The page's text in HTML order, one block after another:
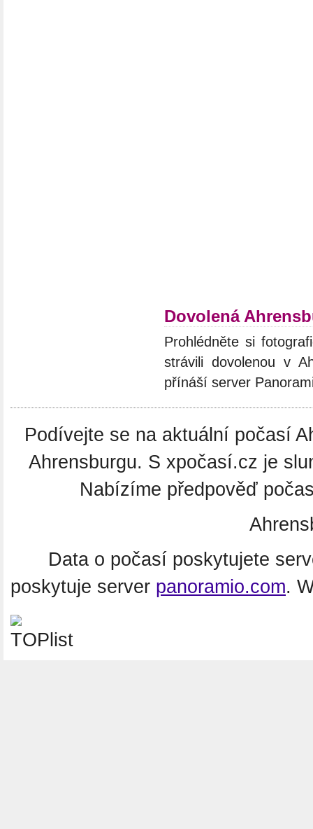
Dovolená
Prohlédněte si
strávili dovolenou v
přínáší server
Podívejte se na aktuální počasí
Ahrensburgu. S xpočasí.cz je
Nabízíme předpověď
Data o počasí poskytujete
poskytuje server panoramio.com.